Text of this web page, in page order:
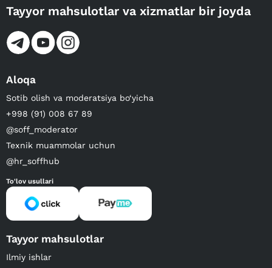
Tayyor mahsulotlar va xizmatlar bir joyda
Aloqa
Sotib olish va moderatsiya bo‘yicha
+998 (91) 008 67 89
@soff_moderator
Texnik muammolar uchun
@hr_soffhub
To'lov usullari
Tayyor mahsulotlar
Ilmiy ishlar